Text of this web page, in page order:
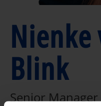
Nienke
Blink
Senior Manager